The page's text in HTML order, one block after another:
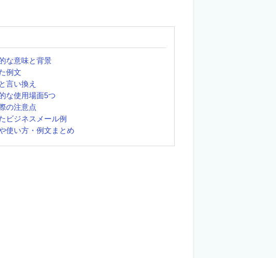
な意味と背景
例文
言い換え
な使用場面5つ
の注意点
ビジネスメール例
使い方・例文まとめ